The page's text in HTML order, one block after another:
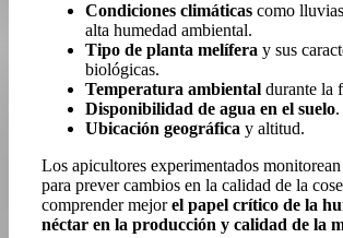
Condiciones climáticas como
alta humedad ambiental.
Tipo de planta melífera y sus
biológicas.
Temperatura ambiental durante la
Disponibilidad de agua en el suelo.
Ubicación geográfica y altitud.
Los apicultores experimentados monitorean
para prever cambios en la calidad de la
comprender mejorel papel crítico de la
néctar en la producción y calidad de la